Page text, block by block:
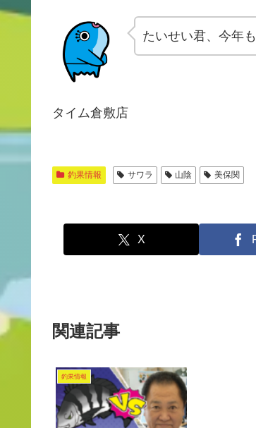
たいせい君、今年
タイム倉敷店
釣果情報 サワラ 山陰 美保関
X
関連記事
釣果情報